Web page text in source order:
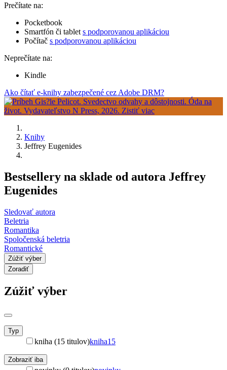
Prečítate na:
Pocketbook
Smartfón či tablet s podporovanou aplikáciou
Počítač s podporovanou aplikáciou
Neprečítate na:
Kindle
Ako čítať e-knihy zabezpečené cez Adobe DRM?
Knihy
Jeffrey Eugenides
Bestsellery na sklade od autora Jeffrey
Eugenides
Sledovať autora
Beletria
Romantika
Spoločenská beletria
Romantické
Zúžiť výber
Zoradiť
Zúžiť výber
Typ
kniha (15 titulov)kniha15
Zobraziť iba